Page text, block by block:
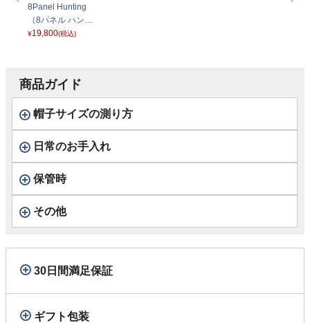
8Panel Hunting
（8パネル ハンチ
ング）101853 ブ
¥19,800(税込)
商品ガイド
帽子サイズの測り方
日常のお手入れ
保管時
その他
30日間満足保証
ギフト包装